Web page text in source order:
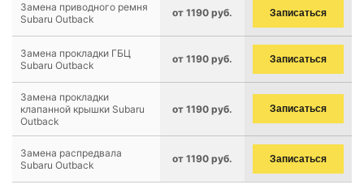
Замена приводного ремня
Subaru Outback
от 1190 руб. Записаться
Замена прокладки ГБЦ
Subaru Outback
от 1190 руб. Записаться
Замена прокладки
клапанной крышки Subaru
Outback
от 1190 руб. Записаться
Замена распредвала
Subaru Outback
от 1190 руб. Записаться